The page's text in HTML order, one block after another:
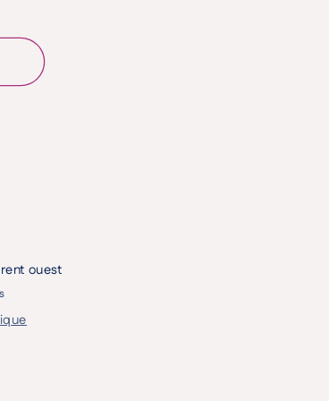
ouest